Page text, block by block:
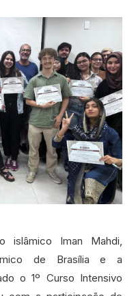
islâmico Iman Mahdi,
de Brasília e a
o 1º Curso Intensivo